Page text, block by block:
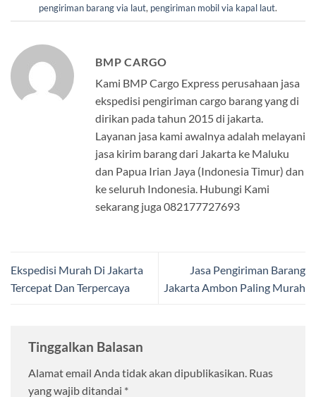
pengiriman barang via laut, pengiriman mobil via kapal laut.
BMP CARGO
Kami BMP Cargo Express perusahaan jasa
ekspedisi pengiriman cargo barang yang di
dirikan pada tahun 2015 di jakarta.
Layanan jasa kami awalnya adalah melayani
jasa kirim barang dari Jakarta ke Maluku
dan Papua Irian Jaya (Indonesia Timur) dan
ke seluruh Indonesia. Hubungi Kami
sekarang juga 082177727693
Ekspedisi Murah Di Jakarta
Tercepat Dan Terpercaya
Jasa Pengiriman Barang
Jakarta Ambon Paling Murah
Tinggalkan Balasan
Alamat email Anda tidak akan dipublikasikan. Ruas
yang wajib ditandai *